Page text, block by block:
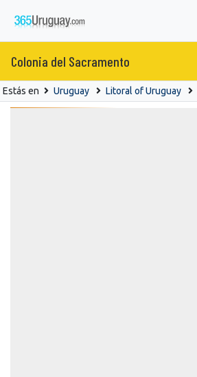
Colonia del Sacramento
Estás en Uruguay Litoral of Uruguay